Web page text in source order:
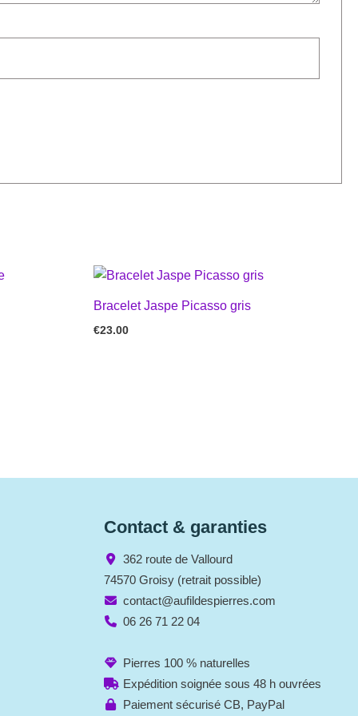
Bracelet Jaspe Picasso gris
€23.00
Contact & garanties
362 route de Vallourd
74570 Groisy (retrait possible)
contact@aufildespierres.com
06 26 71 22 04
Pierres 100 % naturelles
Expédition soignée sous 48 h ouvrées
Paiement sécurisé CB, PayPal